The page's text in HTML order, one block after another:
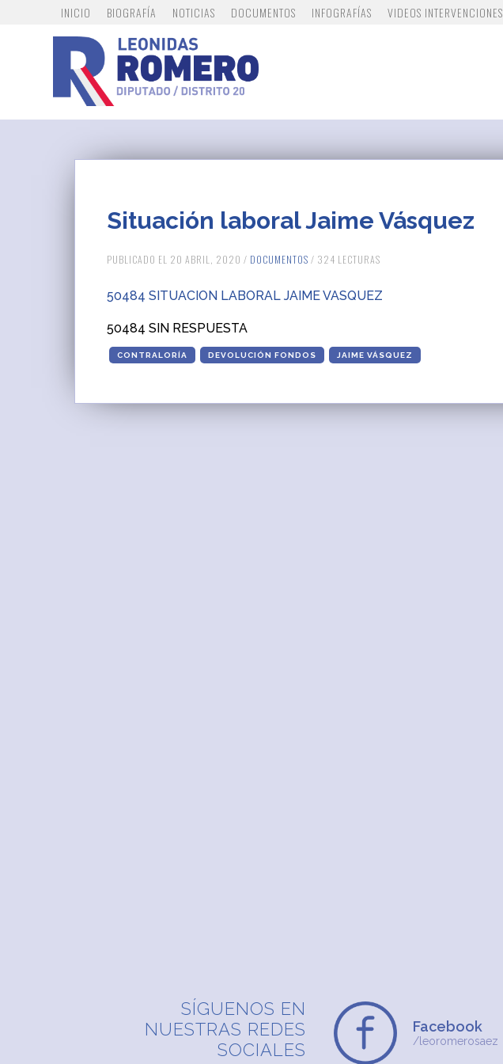
INICIO BIOGRAFÍA NOTICIAS DOCUMENTOS INFOGRAFÍAS VIDEOS INTERVENCIONES
Situación laboral Jaime Vásquez
PUBLICADO EL 20 ABRIL, 2020 / DOCUMENTOS / 324 LECTURAS
50484 SITUACION LABORAL JAIME VASQUEZ
50484 SIN RESPUESTA
CONTRALORÍA DEVOLUCIÓN FONDOS JAIME VÁSQUEZ
SÍGUENOS EN
NUESTRAS REDES
SOCIALES
Facebook
/leoromerosaez